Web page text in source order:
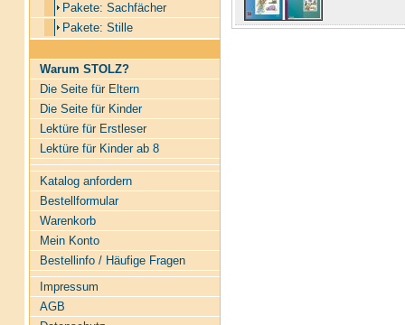
Pakete: Sachfächer
Pakete: Stille
Warum STOLZ?
Die Seite für Eltern
Die Seite für Kinder
Lektüre für Erstleser
Lektüre für Kinder ab 8
Katalog anfordern
Bestellformular
Warenkorb
Mein Konto
Bestellinfo / Häufige Fragen
Impressum
AGB